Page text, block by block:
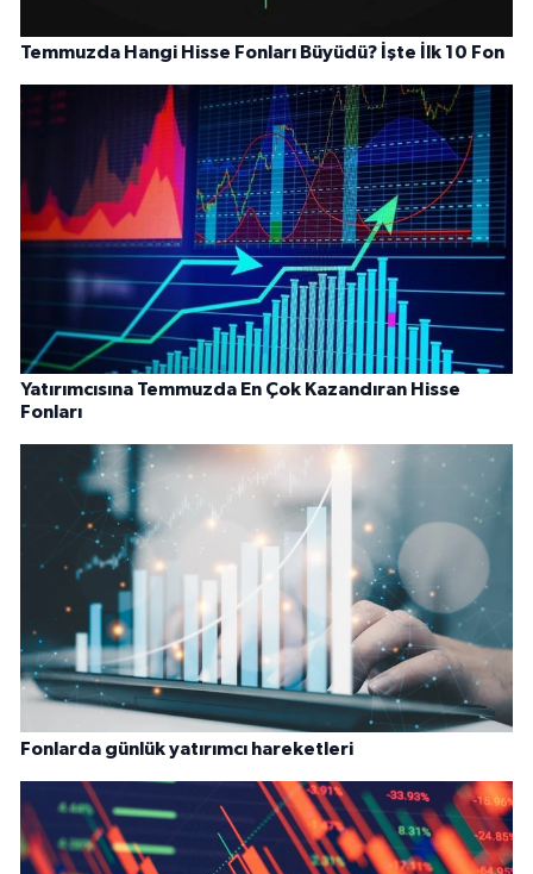
Temmuzda Hangi Hisse Fonları Büyüdü? İşte İlk 10 Fon
Yatırımcısına Temmuzda En Çok Kazandıran Hisse
Fonları
Fonlarda günlük yatırımcı hareketleri